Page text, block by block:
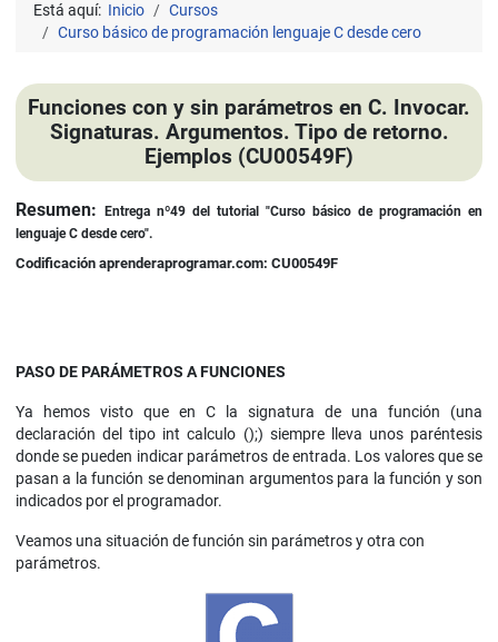
Está aquí: Inicio
Cursos
Curso básico de programación lenguaje C desde cero
Funciones con y sin parámetros en C. Invocar.
Signaturas. Argumentos. Tipo de retorno.
Ejemplos (CU00549F)
Detalles
Resumen:
Entrega nº49 del tutorial "Curso básico de programación en
lenguaje C desde cero".
Codificación aprenderaprogramar.com: CU00549F
PASO DE PARÁMETROS A FUNCIONES
Ya hemos visto que en C la signatura de una función (una
declaración del tipo int calculo ();) siempre lleva unos paréntesis
donde se pueden indicar parámetros de entrada. Los valores que se
pasan a la función se denominan argumentos para la función y son
indicados por el programador.
Veamos una situación de función sin parámetros y otra con
parámetros.